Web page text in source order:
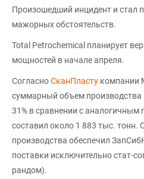
Произошедший инцидент и стал
мажорных обстоятельств.
Total Petrochemical планирует
мощностей в начале апреля.
СогласноСканПласту компании
суммарный объем производства
31% в сравнении с аналогичным
составил около 1 883 тыс. тонн.
производства обеспечил
поставки исключительно стат-
рандом).